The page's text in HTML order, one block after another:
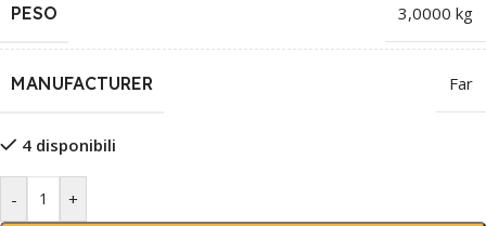
PESO 3,0000 kg
MANUFACTURER Far
4 disponibili
- +